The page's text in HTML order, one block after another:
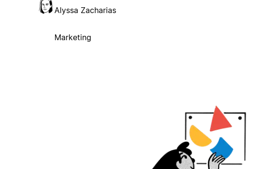
Alyssa Zacharias
Marketing